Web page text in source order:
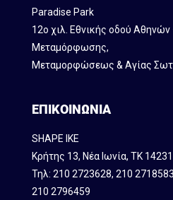
Paradise Park
12ο χιλ. Εθνικής οδού
Mεταμόρφωσης,
Μεταμορφώσεως & Αγίας
ΕΠΙΚΟΙΝΩΝΙΑ
SHAPE IKE
Κρήτης 13, Νέα Ιωνία, ΤΚ 14231
Τηλ: 210 2723628, 210 2718583
210 2796459